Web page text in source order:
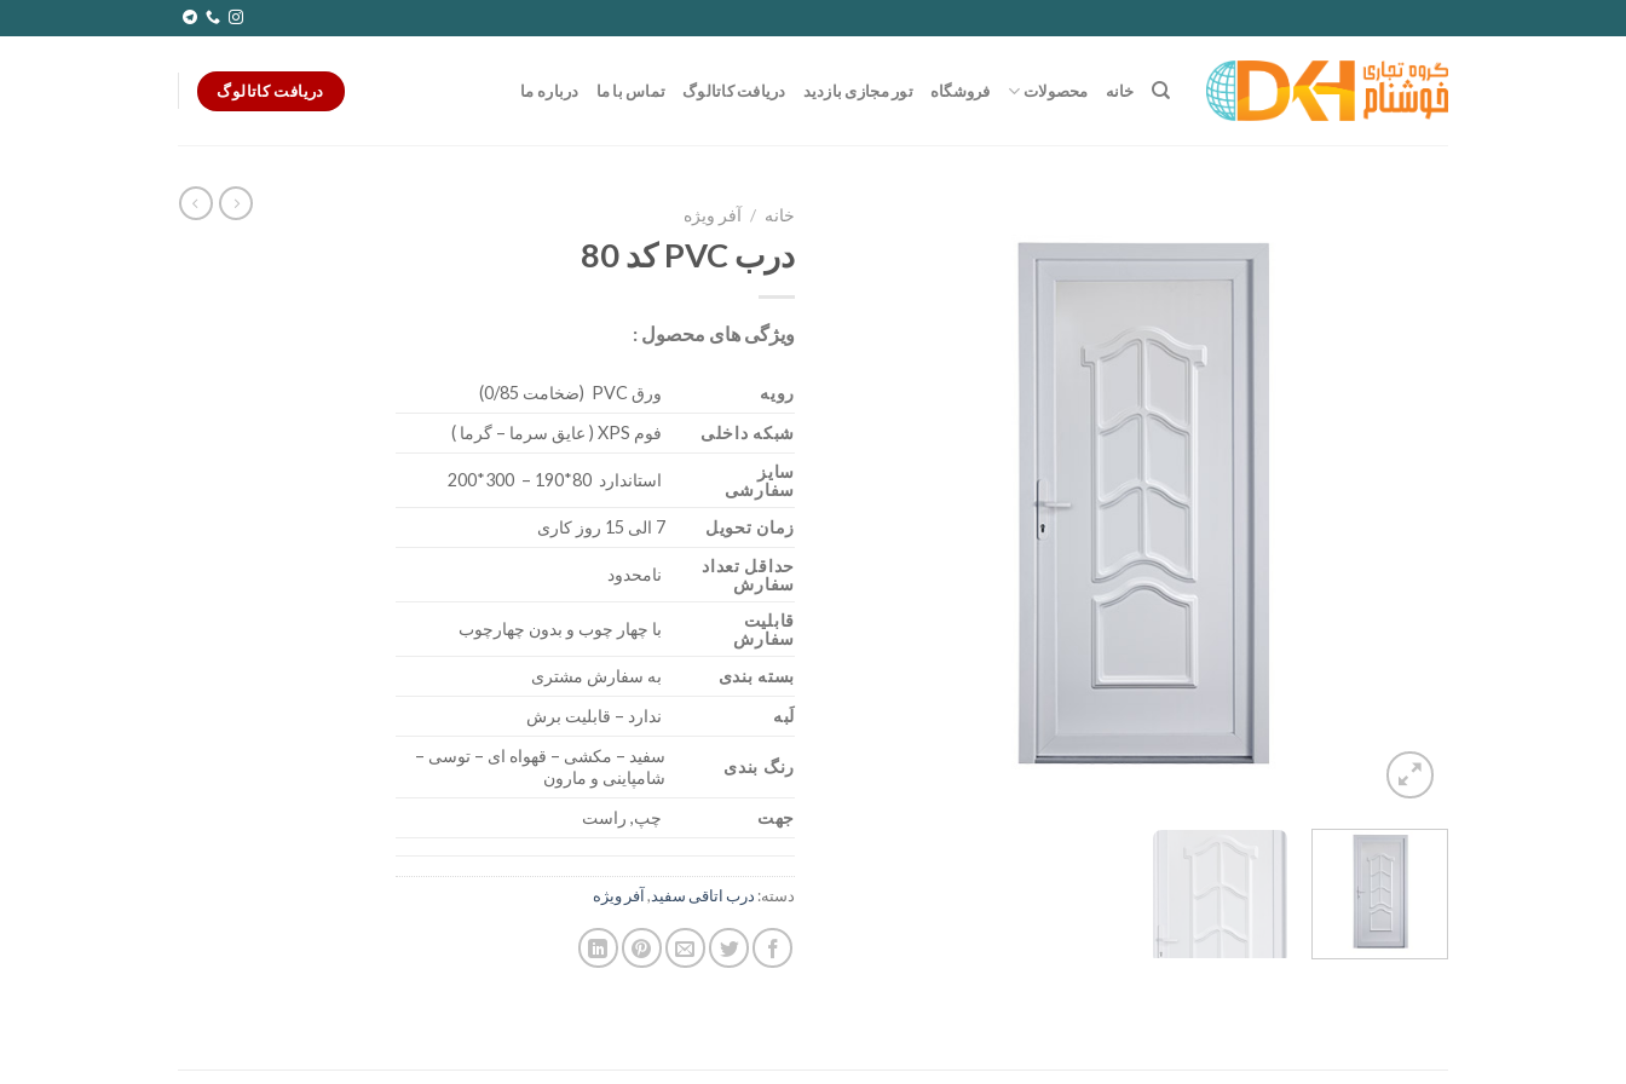
to
خانه محصولات فروشگاه تور مجازی بازدید دریافت کاتالوگ تماس با ما درباره ما دریافت کاتالوگ
خانه / آفر ویژه
درب PVC کد 80
ویژگی های محصول :
رویه
ورق PVC (ضخامت 0/85)
شبکه داخلی
فوم XPS ( عایق سرما – گرما )
سایز
سفارشی
استاندارد 80*190 – 300*200
زمان تحویل
7 الی 15 روز کاری
حداقل تعداد
سفارش
نامحدود
قابلیت
سفارش
با چهار چوب و بدون چهارچوب
بسته بندی
به سفارش مشتری
لَبه
ندارد – قابلیت برش
رنگ بندی
سفید – مکشی – قهواه ای – توسی –
شامپاینی و مارون
جهت
چپ, راست
دسته: درب اتاقی سفید,آفر ویژه